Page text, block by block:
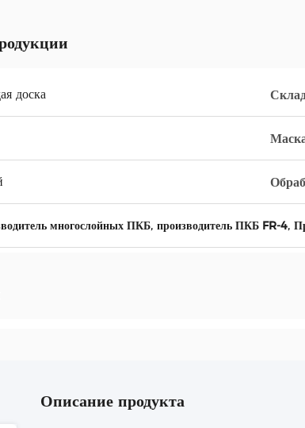
доска
многослойных ПКБ, производитель ПКБ FR-4,
Описание продукта